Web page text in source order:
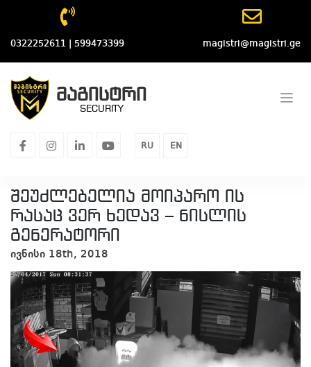
content
0322252611 | 599473399 magistri@magistri.ge
მაგისტრი
SECURITY
facebookinstagram
linkedinyoutube
RU EN
შეუძლებელია მოიპარო ის
რასაც ვერ ხედავ – ნისლის
გენერატორი
ივნისი 18th, 2018